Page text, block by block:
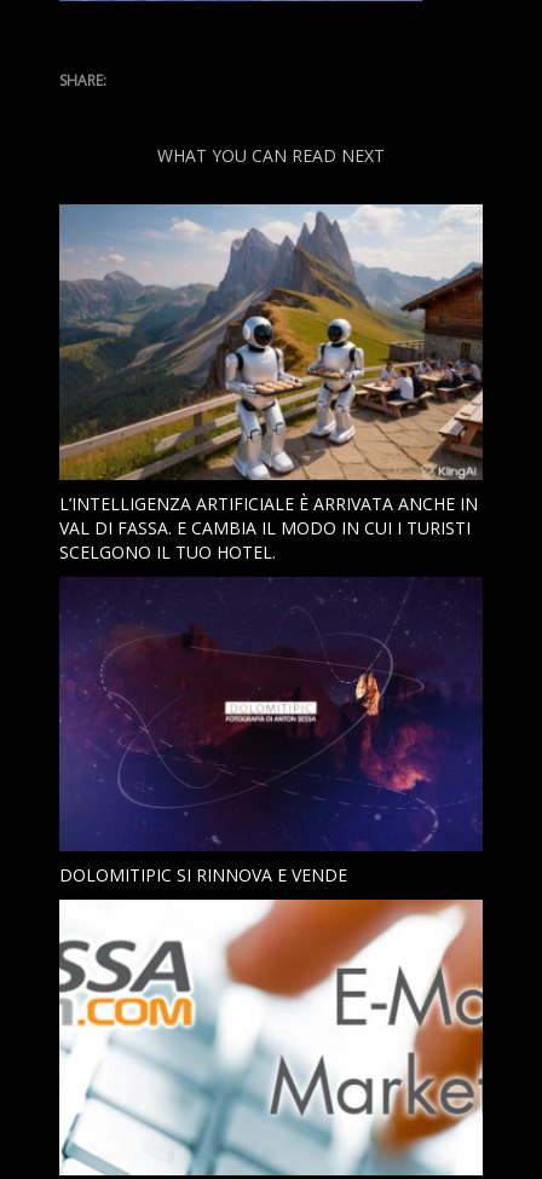
WHAT YOU CAN READ NEXT
L’INTELLIGENZA ARTIFICIALE È ARRIVATA ANCHE IN
VAL DI FASSA. E CAMBIA IL MODO IN CUI I TURISTI
SCELGONO IL TUO HOTEL.
DOLOMITIPIC SI RINNOVA E VENDE